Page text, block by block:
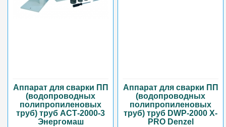
Аппарат для сварки ПП
(водопроводных
полипропиленовых
труб) труб АСТ-2000-3
Энергомаш
Аппарат для сварки ПП
(водопроводных
полипропиленовых
труб) труб DWP-2000 X-
PRO Denzel